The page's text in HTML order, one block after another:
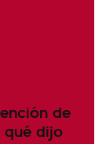
de
qué dijo